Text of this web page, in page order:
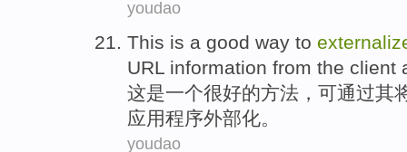
youdao
This is a good way to
URL information from the client
这是一个很好的方法 ，可通过其
应用程序外部化。
youdao